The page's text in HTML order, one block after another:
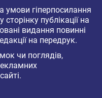
умови гіперпосилання
публікації на
видання повинні
на передрук.
чи поглядів,